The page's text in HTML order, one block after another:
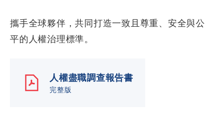
攜手全球夥伴，共同打造一致且尊重、安全與公
平的人權治理標準。
人權盡職調查報告書
完整版